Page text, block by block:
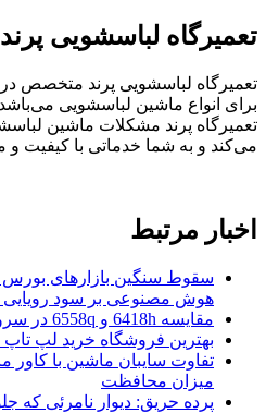
تعمیرگاه لباسشویی پرند
تعمیرگاه لباسشویی پرند متخصص
برای انواع ماشین لباسشویی
تعمیرگاه پرند مشکلات ماشین
می‌کند و به شما خدماتی با کیفیت و
اخبار مرتبط
سقوط سنگین بازارهای بورس
هوش مصنوعی بر سود
مقایسه 6418h و 6558q در سرور اینتل
بهترین فروشگاه خرید لپ
تفاوت سایبان ماشین با کاور
میزان محافظت
پرده حریق: دیوار نامرئی که